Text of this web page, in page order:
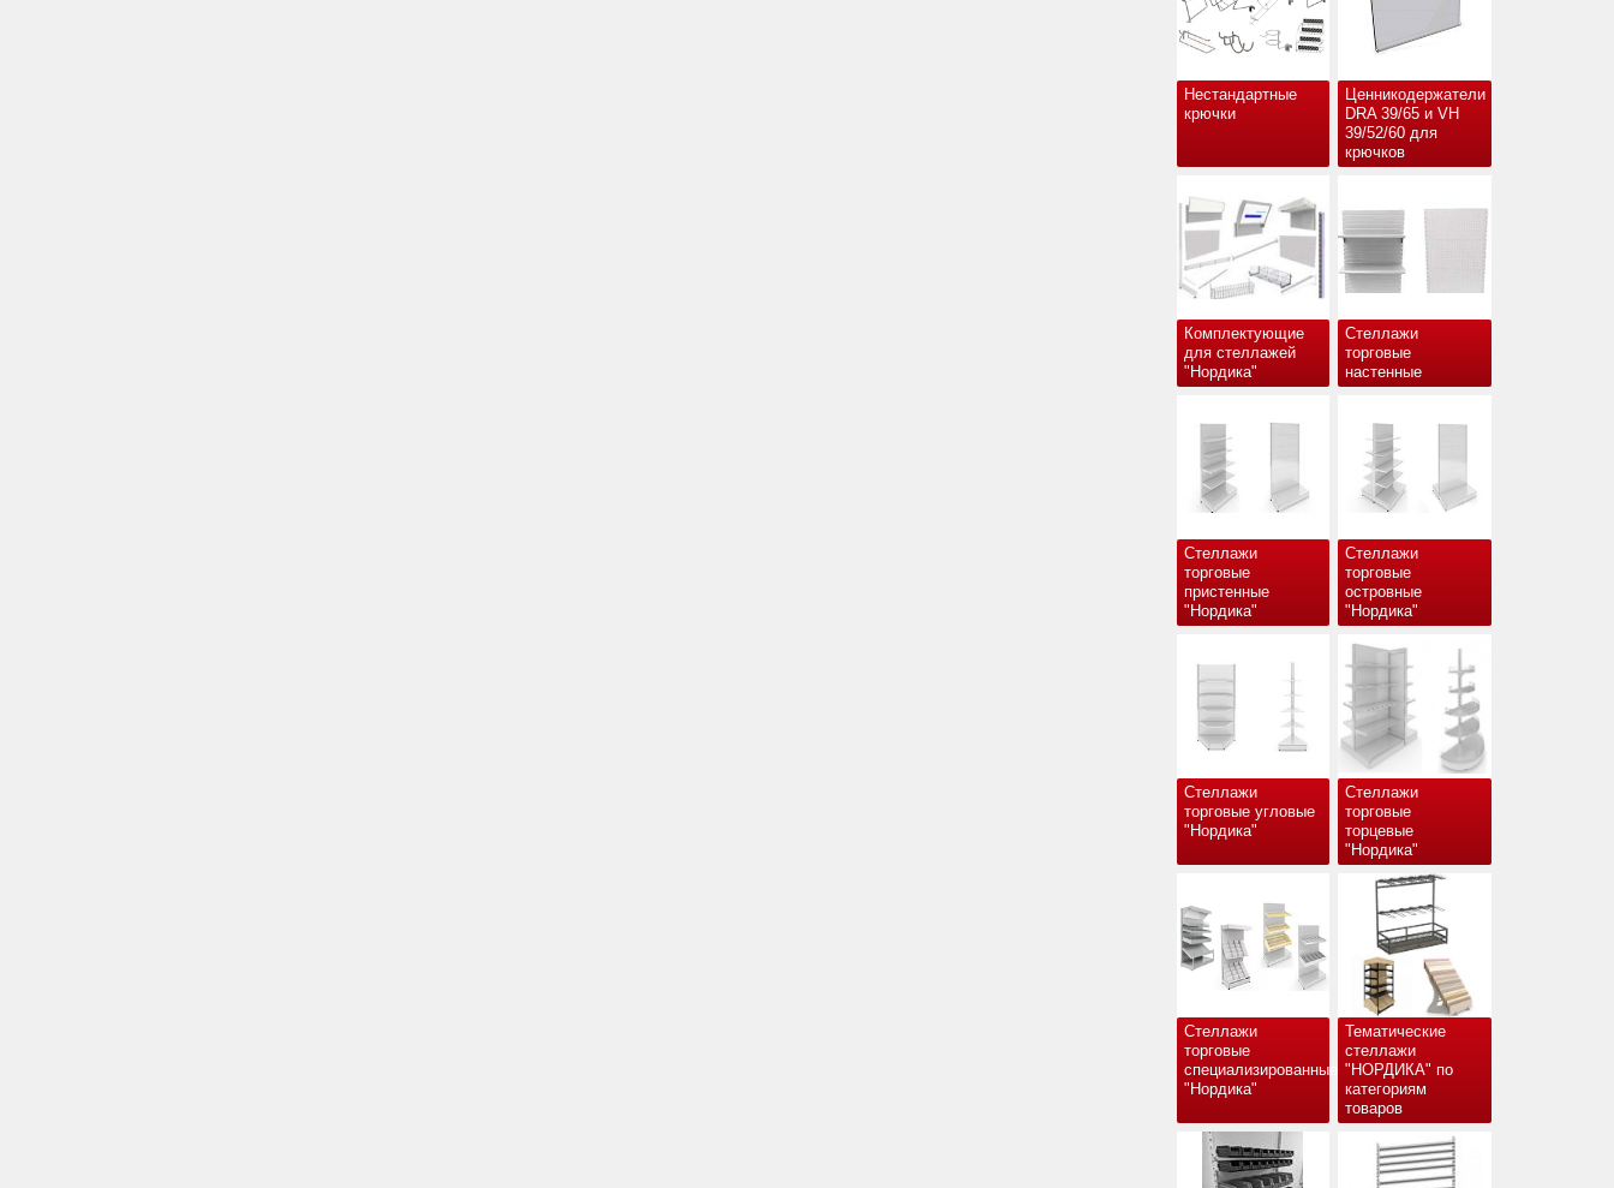
Нестандартные
крючки
Ценникодержатели
DRA 39/65 и VH
39/52/60 для
крючков
Комплектующие
для стеллажей
"Нордика"
Стеллажи
торговые
настенные
Стеллажи
торговые
пристенные
"Нордика"
Стеллажи
торговые
островные
"Нордика"
Стеллажи
торговые угловые
"Нордика"
Стеллажи
торговые
торцевые
"Нордика"
Стеллажи
торговые
специализированные
"Нордика"
Тематические
стеллажи
"НОРДИКА" по
категориям
товаров